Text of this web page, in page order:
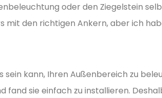
oder den Ziegelstein
mit den richtigen Ankern, aber ich
sein kann, Ihren Außenbereich zu
fand sie einfach zu installieren.